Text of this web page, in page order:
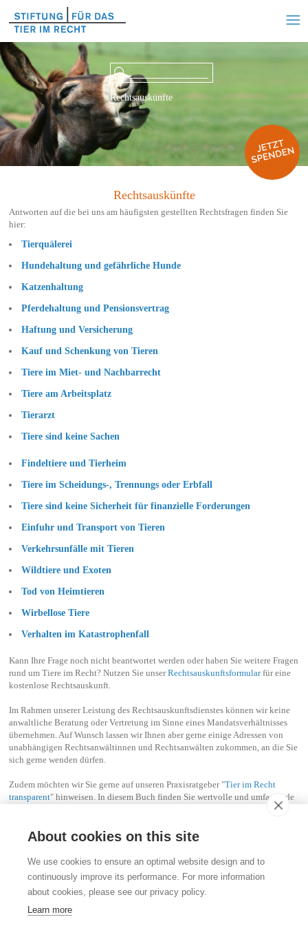
Rechtsauskünfte
Rechtsauskünfte
Antworten auf die bei uns am häufigsten gestellten Rechtsfragen finden Sie
hier:
Tierquälerei
Hundehaltung und gefährliche Hunde
Katzenhaltung
Pferdehaltung und Pensionsvertrag
Haftung und Versicherung
Kauf und Schenkung von Tieren
Tiere im Miet- und Nachbarrecht
Tiere am Arbeitsplatz
Tierarzt
Tiere sind keine Sachen
Findeltiere und Tierheim
Tiere im Scheidungs-, Trennungs oder Erbfall
Tiere sind keine Sicherheit für finanzielle Forderungen
Einfuhr und Transport von Tieren
Verkehrsunfälle mit Tieren
Wildtiere und Exoten
Tod von Heimtieren
Wirbellose Tiere
Verhalten im Katastrophenfall
Kann Ihre Frage noch nicht beantwortet werden oder haben Sie weitere Fragen
rund um Tiere im Recht? Nutzen Sie unserRechtsauskunftsformularfür eine
kostenlose Rechtsauskunft.
Im Rahmen unserer Leistung des Rechtsauskunftsdienstes können wir keine
anwaltliche Beratung oder Vertretung im Sinne eines Mandatsverhältnisses
übernehmen. Auf Wunsch lassen wir Ihnen aber gerne einige Adressen von
unabhängigen Rechtsanwältinnen und Rechtsanwälten zukommen, an die Sie
sich gerne wenden dürfen.
Zudem möchten wir Sie gerne auf unseren Praxisratgeber "Tier im Recht
transparent" hinweisen. In diesem Buch finden Sie wertvolle und umfassende
Informationen rund um rechtliche Fragestellungen zum Tier im Recht. Das
Stiftung für das Tier im Recht (TIR)
Rigistrasse 9
CH - 8006 Zürich
info@tierimrecht.org
About cookies on this site
We use cookies to ensure an optimal website design and to
continuously improve its performance. For more information
about cookies, please see our privacy policy.
Learn more